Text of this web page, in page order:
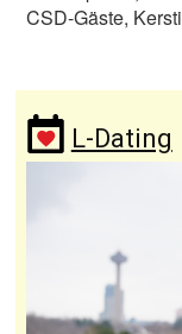
CSD-Gäste,
L-Dating